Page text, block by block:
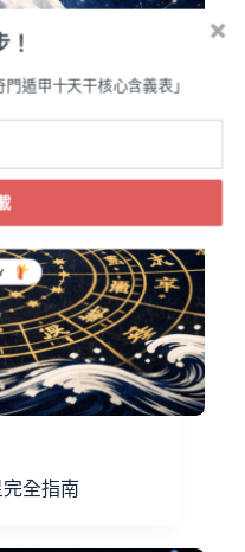
全指南
遁甲十天干核心含義表」